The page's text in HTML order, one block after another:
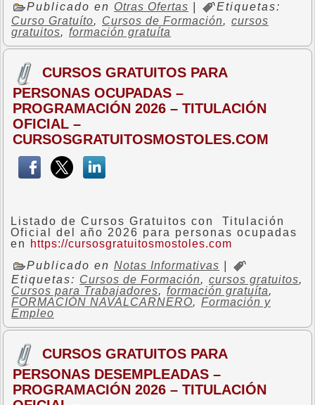
Publicado en Otras Ofertas
Etiquetas:
Curso Gratuíto, Cursos de Formación, cursos
gratuitos, formación gratuíta
CURSOS GRATUITOS PARA
PERSONAS OCUPADAS –
PROGRAMACIÓN 2026 – TITULACIÓN
OFICIAL –
CURSOSGRATUITOSMOSTOLES.COM
Listado de Cursos Gratuitos con Titulación
Oficial del año 2026 para personas ocupadas
en
https://cursosgratuitosmostoles.com
Publicado en Notas Informativas
Etiquetas: Cursos de Formación, cursos gratuitos,
Cursos para Trabajadores, formación gratuíta,
FORMACIÓN NAVALCARNERO, Formación y
Empleo
CURSOS GRATUITOS PARA
PERSONAS DESEMPLEADAS –
PROGRAMACIÓN 2026 – TITULACIÓN